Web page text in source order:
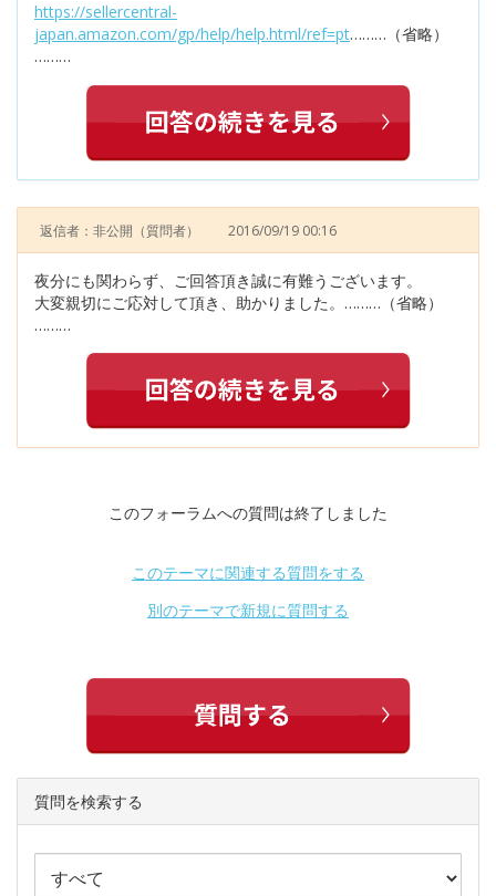
https://sellercentral-
japan.amazon.com/gp/help/help.html/ref=pt………（省略）
………
返信者：非公開 （質問者） 2016/09/19 00:16
夜分にも関わらず、ご回答頂き誠に有難うございます。
大変親切にご応対して頂き、助かりました。………（省略）
………
このフォーラムへの質問は終了しました
このテーマに関連する質問をする
別のテーマで新規に質問する
質問を検索する